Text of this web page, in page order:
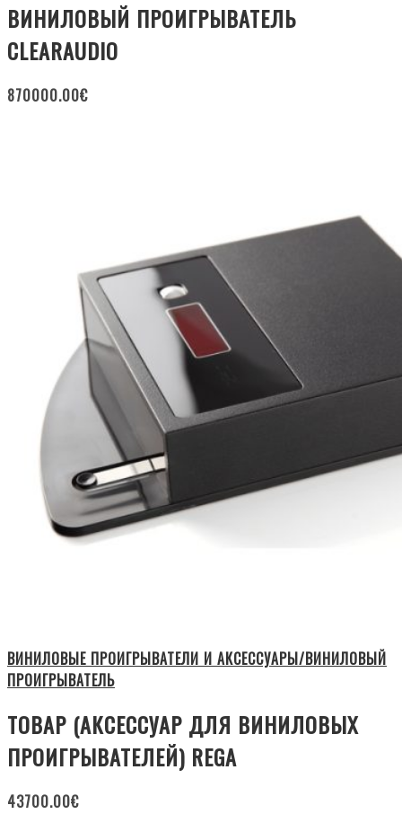
ВИНИЛОВЫЙ ПРОИГРЫВАТЕЛЬ
CLEARAUDIO
870000.00€
ВИНИЛОВЫЕ ПРОИГРЫВАТЕЛИ И АКСЕССУАРЫ/ВИНИЛОВЫЙ
ПРОИГРЫВАТЕЛЬ
ТОВАР (АКСЕССУАР ДЛЯ ВИНИЛОВЫХ
ПРОИГРЫВАТЕЛЕЙ) REGA
43700.00€